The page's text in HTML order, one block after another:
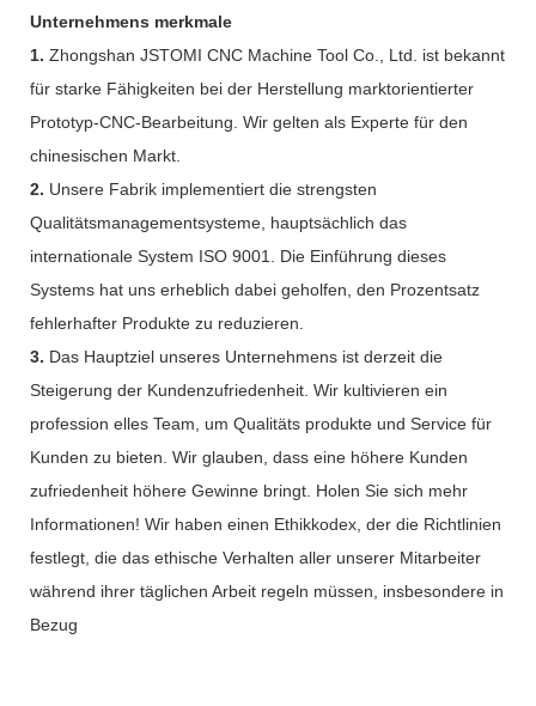
Unternehmens merkmale
1. Zhongshan JSTOMI CNC Machine Tool Co., Ltd. ist bekannt
für starke Fähigkeiten bei der Herstellung marktorientierter
Prototyp-CNC-Bearbeitung. Wir gelten als Experte für den
chinesischen Markt.
2. Unsere Fabrik implementiert die strengsten
Qualitätsmanagementsysteme, hauptsächlich das
internationale System ISO 9001. Die Einführung dieses
Systems hat uns erheblich dabei geholfen, den Prozentsatz
fehlerhafter Produkte zu reduzieren.
3. Das Hauptziel unseres Unternehmens ist derzeit die
Steigerung der Kundenzufriedenheit. Wir kultivieren ein
profession elles Team, um Qualitäts produkte und Service für
Kunden zu bieten. Wir glauben, dass eine höhere Kunden
zufriedenheit höhere Gewinne bringt. Holen Sie sich mehr
Informationen! Wir haben einen Ethikkodex, der die Richtlinien
festlegt, die das ethische Verhalten aller unserer Mitarbeiter
während ihrer täglichen Arbeit regeln müssen, insbesondere in
Bezug